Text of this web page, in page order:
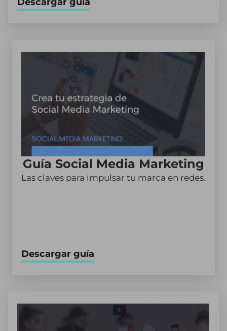
Guía Social Media Marketing
Las claves para impulsar tu marca en redes.
Descargar guía